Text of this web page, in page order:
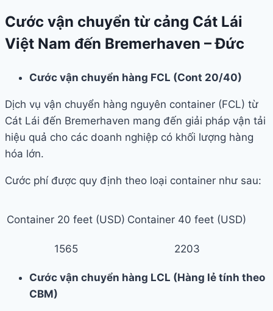
Cước vận chuyển từ cảng Cát Lái
Việt Nam đến Bremerhaven – Đức
Cước vận chuyển hàng FCL (Cont 20/40)
Dịch vụ vận chuyển hàng nguyên container (FCL) từ
Cát Lái đến Bremerhaven mang đến giải pháp vận tải
hiệu quả cho các doanh nghiệp có khối lượng hàng
hóa lớn.
Cước phí được quy định theo loại container như sau:
Container 20 feet (USD) Container 40 feet (USD)
1565 2203
Cước vận chuyển hàng LCL (Hàng lẻ tính theo
CBM)